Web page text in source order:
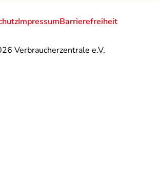
Verbraucherzentrale e.V.
ImpressumBarrierefreiheit